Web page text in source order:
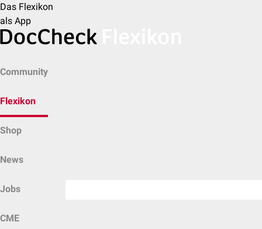
Das Flexikon
als App
Community
Flexikon
Shop
News
Jobs
CME